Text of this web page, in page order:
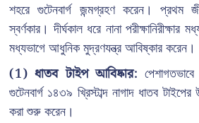
শহরে গুটেনবার্গ জন্মগ্রহণ করেন। প্রথম
স্বর্ণকার। দীর্ঘকাল ধরে নানা
মধ্যভাগে আধুনিক মুদ্রণযন্ত্র আবিষ্কার করেন।
(1) ধাতব টাইপ আবিষ্কার:
গুটেনবার্গ ১৪৩৯ খ্রিস্টাব্দ নাগাদ ধাতব
করা শুরু করেন।